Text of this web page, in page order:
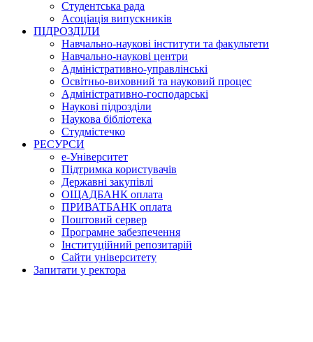
Студентська рада
Асоціація випускників
ПІДРОЗДІЛИ
Навчально-наукові інститути та факультети
Навчально-наукові центри
Адміністративно-управлінські
Освітньо-виховний та науковий процес
Адміністративно-господарські
Наукові підрозділи
Наукова бібліотека
Студмістечко
РЕСУРСИ
е-Університет
Підтримка користувачів
Державні закупівлі
ОЩАДБАНК оплата
ПРИВАТБАНК оплата
Поштовий сервер
Програмне забезпечення
Інституційний репозитарій
Сайти університету
Запитати у ректора